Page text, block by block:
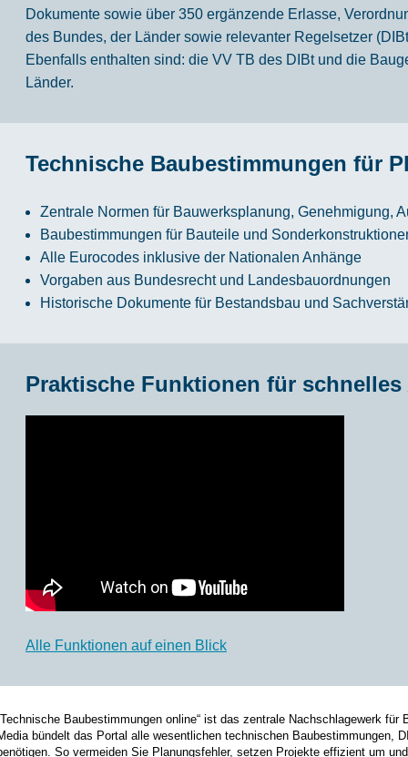
Dokumente sowie über 350 ergänzende Erlasse,
des Bundes, der Länder sowie relevanter Regelsetzer
Ebenfalls enthalten sind: die VV TB des DIBt und die
Länder.
Technische Baubestimmungen für
Zentrale Normen für Bauwerksplanung, Genehmigung,
Baubestimmungen für Bauteile und
Alle Eurocodes inklusive der Nationalen Anhänge
Vorgaben aus Bundesrecht und Landesbauordnungen
Historische Dokumente für Bestandsbau und
Praktische Funktionen für schnelles
Alle Funktionen auf einen Blick
Baubestimmungen online“ ist das zentrale Nachschlagewerk für
bündelt das Portal alle wesentlichen technischen Baubestimmungen,
So vermeiden Sie Planungsfehler, setzen Projekte effizient um